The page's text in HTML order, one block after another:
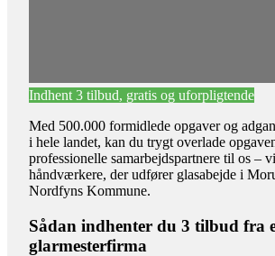
Indhent 3 tilbud, gratis og uforpligtende
Med 500.000 formidlede opgaver og
i hele landet, kan du trygt overlade
professionelle samarbejdspartnere til os –
håndværkere, der udfører glasabejde i
Nordfyns Kommune.
Sådan indhenter du 3 tilbud fra
glarmesterfirma